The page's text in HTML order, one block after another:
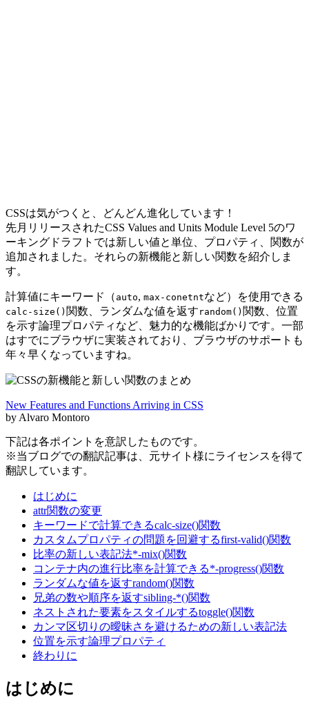
CSSは気がつくと、どんどん進化しています！
先月リリースされたCSS Values and Units Module Level 5のワ
ーキングドラフトでは新しい値と単位、プロパティ、関数が
追加されました。それらの新機能と新しい関数を紹介しま
す。
計算値にキーワード（ auto, max-conetntなど）を使用できる
calc-size() 関数、ランダムな値を返す random() 関数、位置
を示す論理プロパティなど、魅力的な機能ばかりです。一部
はすでにブラウザに実装されており、ブラウザのサポートも
年々早くなっていますね。
New Features and Functions Arriving in CSS
by Alvaro Montoro
下記は各ポイントを意訳したものです。
※当ブログでの翻訳記事は、元サイト様にライセンスを得て
翻訳しています。
はじめに
attr関数の変更
キーワードで計算できるcalc-size()関数
カスタムプロパティの問題を回避するfirst-valid()関数
比率の新しい表記法*-mix()関数
コンテナ内の進行比率を計算できる*-progress()関数
ランダムな値を返すrandom()関数
兄弟の数や順序を返すsibling-*()関数
ネストされた要素をスタイルするtoggle()関数
カンマ区切りの曖昧さを避けるための新しい表記法
位置を示す論理プロパティ
終わりに
はじめに